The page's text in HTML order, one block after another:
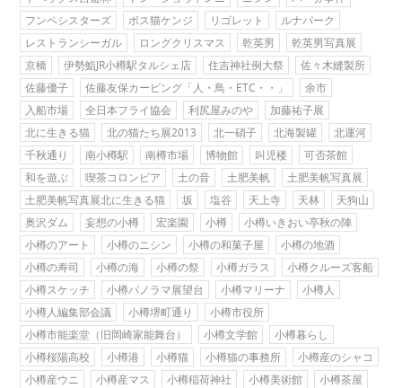
フンペシスターズ
ボス猫ケンジ リゴレット
ルナパーク
レストランシーガル
ロングクリスマス 乾英男
乾英男写真展
京橋
伊勢鮨JR小樽駅タルシェ店 住吉神社例大祭
佐々木縫製所
佐藤優子
佐藤友保カービング「人・鳥・ETC・・」
余市
入船市場
全日本フライ協会 利尻屋みのや
加藤祐子展
北に生きる猫
北の猫たち展2013 北一硝子 北海製罐
北運河
千秋通り
南小樽駅 南樽市場 博物館 叫児楼
可否茶館
和を遊ぶ
喫茶コロンビア 土の音 土肥美帆
土肥美帆写真展
土肥美帆写真展北に生きる猫
坂 塩谷 天上寺 天林
天狗山
奥沢ダム
妄想の小樽 宏楽園 小樽
小樽いきおい亭秋の陣
小樽のアート
小樽のニシン 小樽の和菓子屋
小樽の地酒
小樽の寿司
小樽の海 小樽の祭 小樽ガラス
小樽クルーズ客船
小樽スケッチ
小樽パノラマ展望台 小樽マリーナ
小樽人
小樽人編集部会議
小樽堺町通り
小樽市役所
小樽市能楽堂（旧岡崎家能舞台）
小樽文学館
小樽暮らし
小樽桜陽高校
小樽港 小樽猫 小樽猫の事務所
小樽産のシャコ
小樽産ウニ
小樽産マス 小樽稲荷神社 小樽美術館
小樽茶屋